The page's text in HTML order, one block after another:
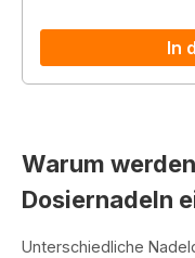
In
Warum
Dosiernadeln
Unterschiedliche